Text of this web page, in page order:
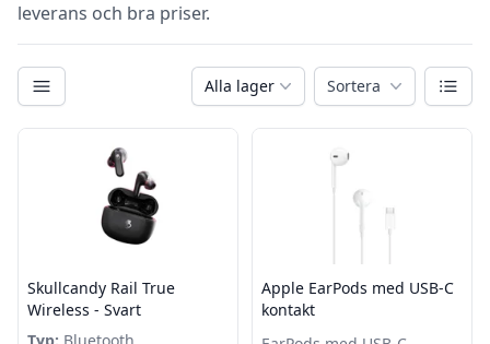
leverans och bra priser.
Kategorier Alla lager Sortera Växla
Filter
Produkter
Skullcandy Rail True
Wireless - Svart
Apple EarPods med USB-C
kontakt